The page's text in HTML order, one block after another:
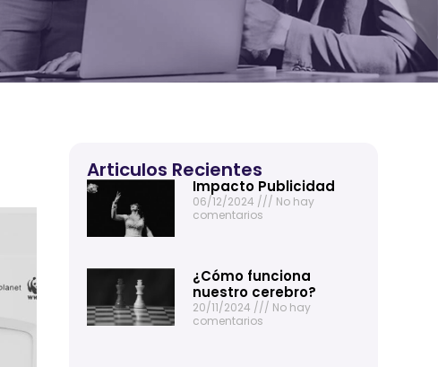
Articulos Recientes
Impacto Publicidad
06/12/2024
No hay
comentarios
¿Cómo funciona
nuestro cerebro?
20/11/2024
No hay
comentarios